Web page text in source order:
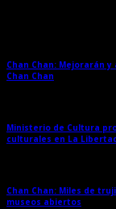
Chan Chan: Mejorarán
Chan Chan
Ministerio de Cultura
culturales en La
Chan Chan: Miles de
museos abiertos